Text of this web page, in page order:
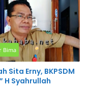
Bima
Sita Erny, BKPSDM
H Syahrullah